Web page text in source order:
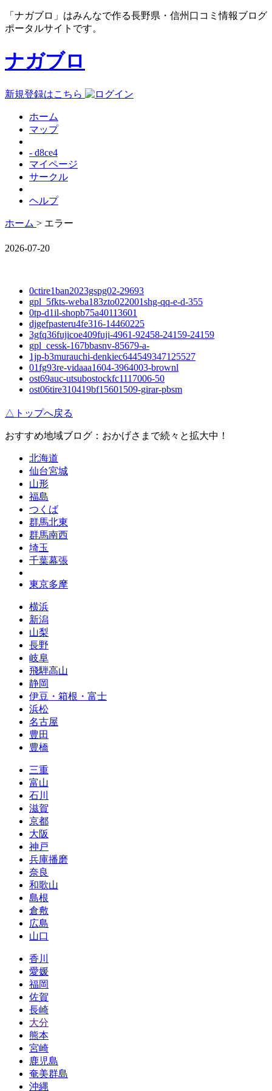
「ナガブロ」はみんなで作る長野県・信州口コミ情報ブログ
ポータルサイトです。
ナガブロ
新規登録はこちら
ホーム
マップ
- d8ce4
マイページ
サークル
ヘルプ
ホーム > エラー
2026-07-20
0ctire1ban2023gspg02-29693
gpl_5fkts-weba183zto022001shg-qq-e-d-355
0tp-d1il-shopb75a40113601
djgefpasteru4fe316-14460225
3gfq36fujicoe409fuji-4961-92458-24159-24159
gpl_cessk-167bbasnv-85679-a-
1jp-b3murauchi-denkiec644549347125527
01fg93re-vidaaa1604-3964003-brownl
ost69auc-utsubostockfc1117006-50
ost06tire310419bf15601509-girar-pbsm
△トップへ戻る
おすすめ地域ブログ：おかげさまで続々と拡大中！
北海道
仙台宮城
山形
福島
つくば
群馬北東
群馬南西
埼玉
千葉幕張
東京多摩
横浜
新潟
山梨
長野
岐阜
飛騨高山
静岡
伊豆・箱根・富士
浜松
名古屋
豊田
豊橋
三重
富山
石川
滋賀
京都
大阪
神戸
兵庫播磨
奈良
和歌山
島根
倉敷
広島
山口
香川
愛媛
福岡
佐賀
長崎
大分
熊本
宮崎
鹿児島
奄美群島
沖縄